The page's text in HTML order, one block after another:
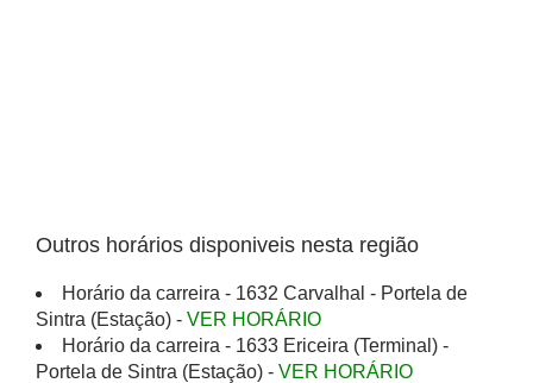
Outros horários disponiveis nesta região
Horário da carreira - 1632 Carvalhal - Portela de
Sintra (Estação) - VER HORÁRIO
Horário da carreira - 1633 Ericeira (Terminal) -
Portela de Sintra (Estação) - VER HORÁRIO